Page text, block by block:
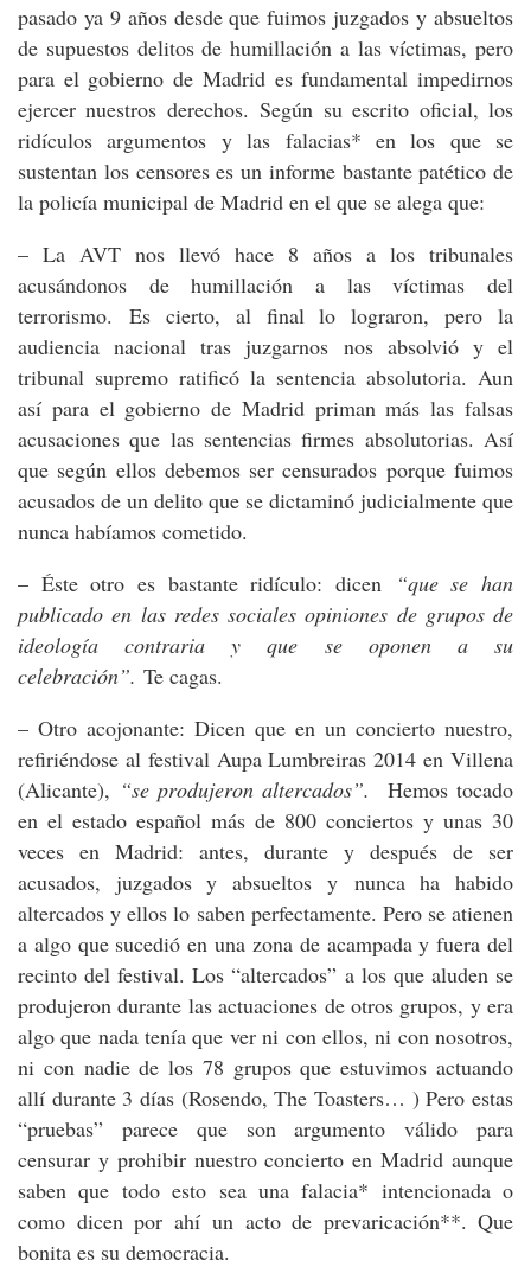
pasado ya 9 años desde que fuimos juzgados y absueltos
de supuestos delitos de humillación a las víctimas, pero
para el gobierno de Madrid es fundamental impedirnos
ejercer nuestros derechos. Según su escrito oficial, los
ridículos argumentos y las falacias* en los que se
sustentan los censores es un informe bastante patético de
la policía municipal de Madrid en el que se alega que:
– La AVT nos llevó hace 8 años a los tribunales
acusándonos de humillación a las víctimas del
terrorismo. Es cierto, al final lo lograron, pero la
audiencia nacional tras juzgarnos nos absolvió y el
tribunal supremo ratificó la sentencia absolutoria. Aun
así para el gobierno de Madrid priman más las falsas
acusaciones que las sentencias firmes absolutorias. Así
que según ellos debemos ser censurados porque fuimos
acusados de un delito que se dictaminó judicialmente que
nunca habíamos cometido.
– Éste otro es bastante ridículo: dicen
“que se han
publicado en las redes sociales opiniones de grupos de
ideología contraria y que se oponen a su
celebración”. Te cagas.
– Otro acojonante: Dicen que en un concierto nuestro,
refiriéndose al festival Aupa Lumbreiras 2014 en Villena
(Alicante), “se produjeron altercados”. Hemos tocado
en el estado español más de 800 conciertos y unas 30
veces en Madrid: antes, durante y después de ser
acusados, juzgados y absueltos y nunca ha habido
altercados y ellos lo saben perfectamente. Pero se atienen
a algo que sucedió en una zona de acampada y fuera del
recinto del festival. Los “altercados” a los que aluden se
produjeron durante las actuaciones de otros grupos, y era
algo que nada tenía que ver ni con ellos, ni con nosotros,
ni con nadie de los 78 grupos que estuvimos actuando
allí durante 3 días (Rosendo, The Toasters… ) Pero estas
“pruebas” parece que son argumento válido para
censurar y prohibir nuestro concierto en Madrid aunque
saben que todo esto sea una falacia* intencionada o
como dicen por ahí un acto de prevaricación**. Que
bonita es su democracia.